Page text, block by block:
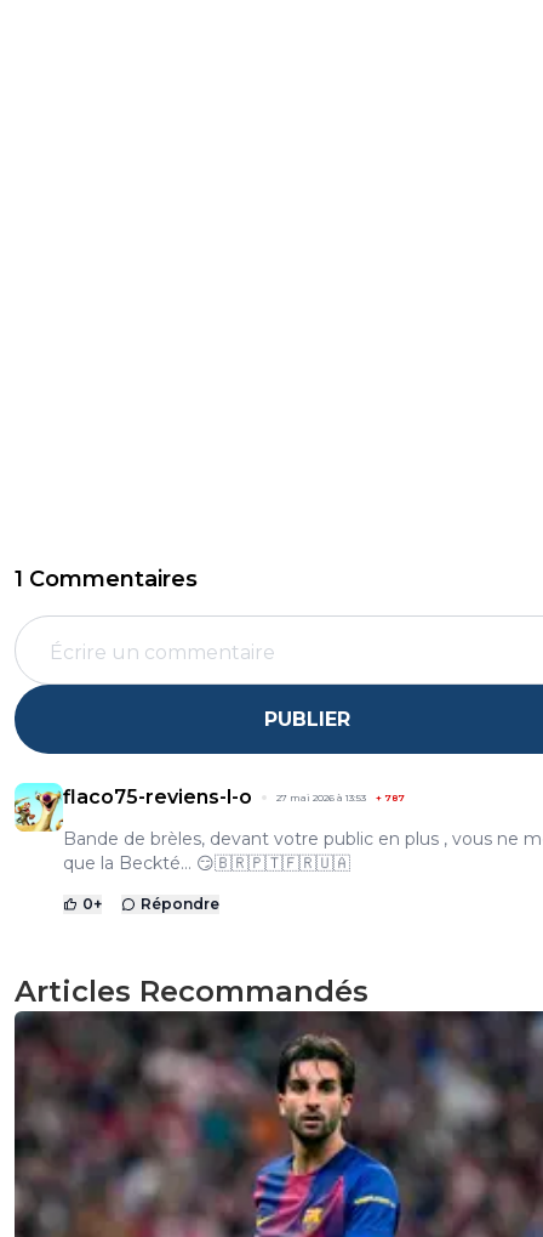
1 Commentaires
PUBLIER
flaco75-reviens-l-o 27 mai 2026 à 13:53 + 787
Bande de brèles, devant votre public en plus , vous ne
que la Beckté… 😏🇧🇷🇵🇹🇫🇷🇺🇦
0+ Répondre
Articles Recommandés